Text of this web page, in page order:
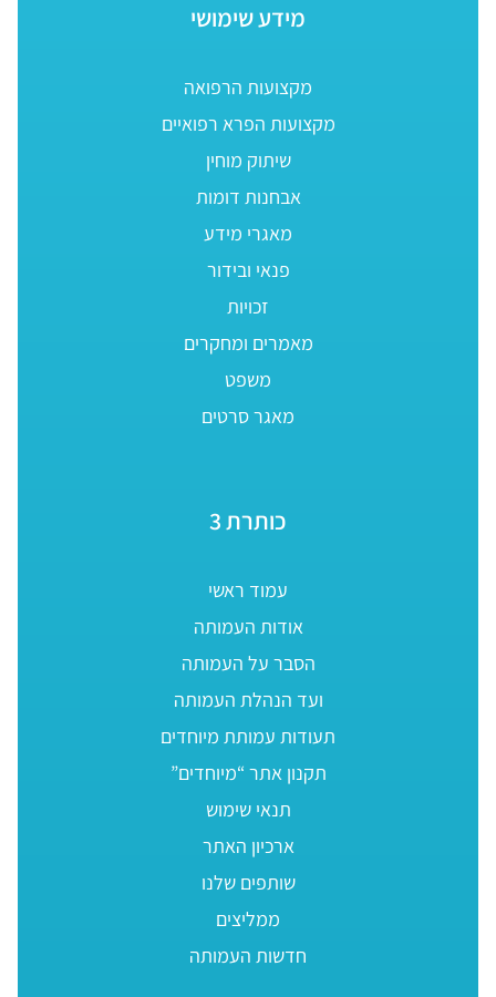
מידע שימושי
מקצועות הרפואה
מקצועות הפרא רפואיים
שיתוק מוחין
אבחנות דומות
מאגרי מידע
פנאי ובידור
זכויות
מאמרים ומחקרים
משפט
מאגר סרטים
כותרת 3
עמוד ראשי
אודות העמותה
הסבר על העמותה
ועד הנהלת העמותה
תעודות עמותת מיוחדים
תקנון אתר “מיוחדים”
תנאי שימוש
ארכיון האתר
שותפים שלנו
ממליצים
חדשות העמותה